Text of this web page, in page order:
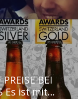
BEI
Es ist mit...